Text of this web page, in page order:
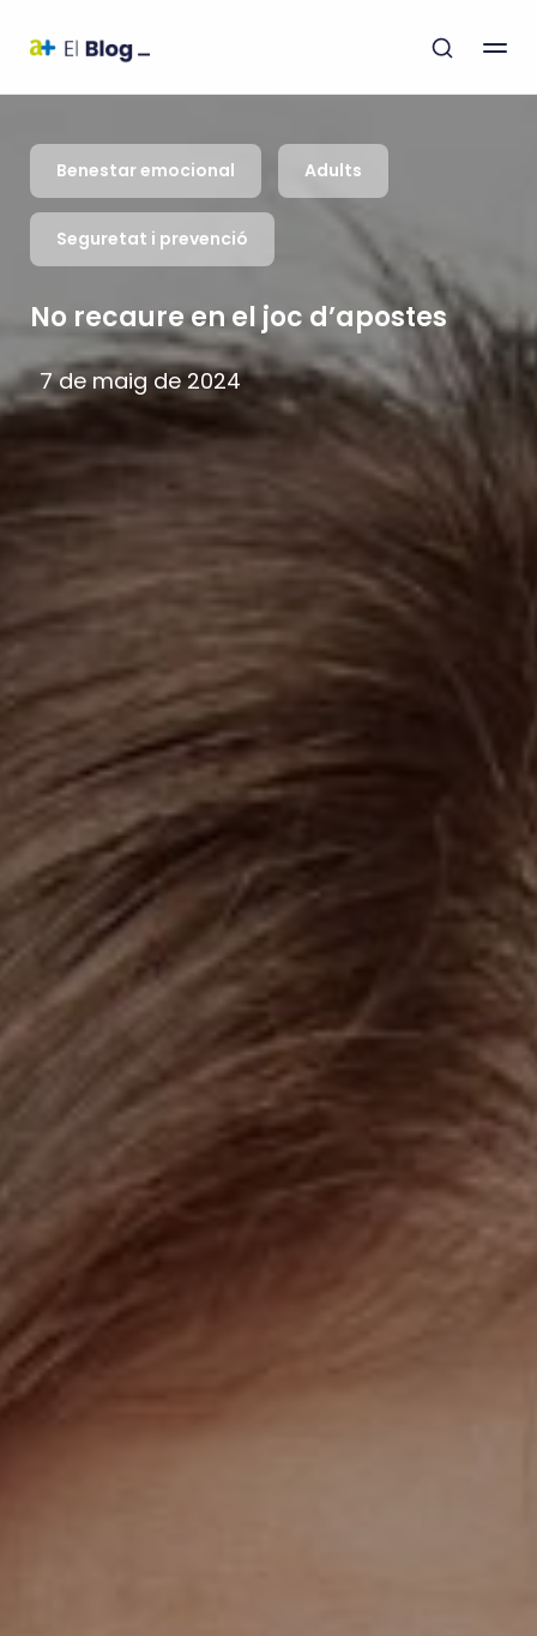
Benestar emocional Adults
Seguretat i prevenció
No recaure en el joc d’apostes
7 de maig de 2024